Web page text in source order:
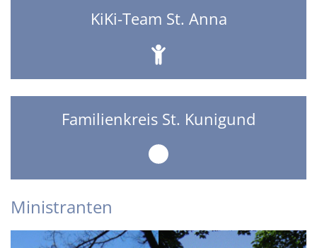
KiKi-Team St. Anna
Familienkreis St. Kunigund
Ministranten